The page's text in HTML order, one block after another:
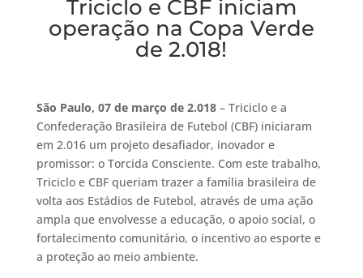
Triciclo e CBF iniciam
operação na Copa Verde
de 2.018!
São Paulo, 07 de março de 2.018 – Triciclo e a
Confederação Brasileira de Futebol (CBF) iniciaram
em 2.016 um projeto desafiador, inovador e
promissor: o Torcida Consciente. Com este trabalho,
Triciclo e CBF queriam trazer a família brasileira de
volta aos Estádios de Futebol, através de uma ação
ampla que envolvesse a educação, o apoio social, o
fortalecimento comunitário, o incentivo ao esporte e
a proteção ao meio ambiente.